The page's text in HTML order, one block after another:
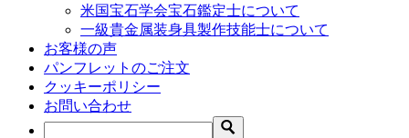
米国宝石学会宝石鑑定士について
一級貴金属装身具製作技能士について
お客様の声
パンフレットのご注文
クッキーポリシー
お問い合わせ